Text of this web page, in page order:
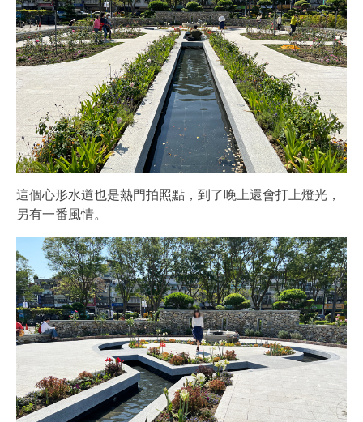
這個心形水道也是熱門拍照點，到了晚上還會打上燈光，
另有一番風情。